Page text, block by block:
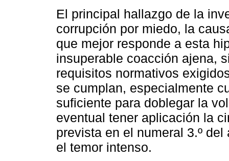
El principal hallazgo de la
corrupción por miedo, la
que mejor responde a esta
insuperable coacción ajena,
requisitos normativos
se cumplan, especialmente
suficiente para doblegar la
eventual tener aplicación la
prevista en el numeral 3.º
el temor intenso.